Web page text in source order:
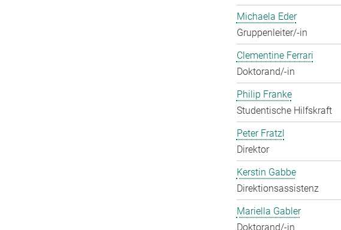
Michaela Eder
Gruppenleiter/-in
Clementine Ferrari
Doktorand/-in
Philip Franke
Studentische Hilfskraft
Peter Fratzl
Direktor
Kerstin Gabbe
Direktionsassistenz
Mariella Gabler
Doktorand/-in